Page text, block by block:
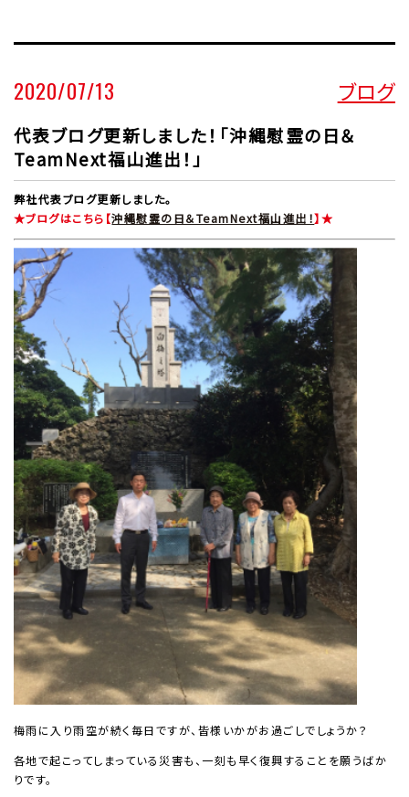
2020/07/13 ブログ
代表ブログ更新しました！「沖縄慰霊の日＆
TeamNext福山進出！」
弊社代表ブログ更新しました。
★ブログはこちら【沖縄慰霊の日＆TeamNext福山進出！】★
梅雨に入り雨空が続く毎日ですが、皆様いかがお過ごしでしょうか？
各地で起こってしまっている災害も、一刻も早く復興することを願うばか
りです。